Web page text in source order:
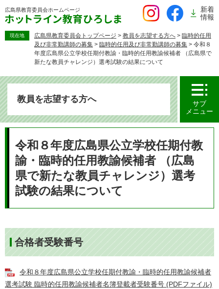
ー
す。
広島県教育委員会ホームページ
新着
情報
現在地 広島県教育委員会トップページ > 教員を志望する方へ > 臨時的任用
及び非常勤講師の募集 > 臨時的任用及び非常勤講師の募集 > 令和８
年度広島県公立学校任期付教諭・臨時的任用教諭候補者 （広島県で
新たな教員チャレンジ）選考試験の結果について
教員を志望する方へ
サブ
メニュー
令和８年度広島県公立学校任期付教
諭・臨時的任用教諭候補者 （広島
県で新たな教員チャレンジ）選考
試験の結果について
合格者受験番号
令和８年度広島県公立学校任期付教諭・臨時的任用教諭候補者
選考試験 臨時的任用教諭候補者名簿登載者受験番号 (PDFファイル)